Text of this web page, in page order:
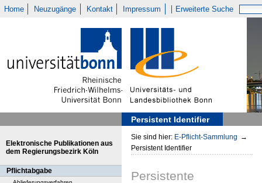
Home Neuzugänge Kontakt Impressum Erweiterte Suche
Persistent Identifier
Elektronische Publikationen aus
dem Regierungsbezirk Köln
Pflichtabgabe
Sie sind hier: E-Pflicht-Sammlung →
Persistent Identifier
Persistente